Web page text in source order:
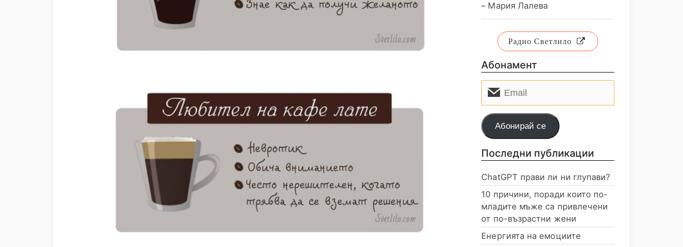
– Мария Лалева
Радио Светлило
Абонамент
Абонирай се
Последни публикации
ChatGPT прави ли ни глупави?
10 причини, поради които по-
младите мъже са привлечени
от по-възрастни жени
Енергията на емоциите